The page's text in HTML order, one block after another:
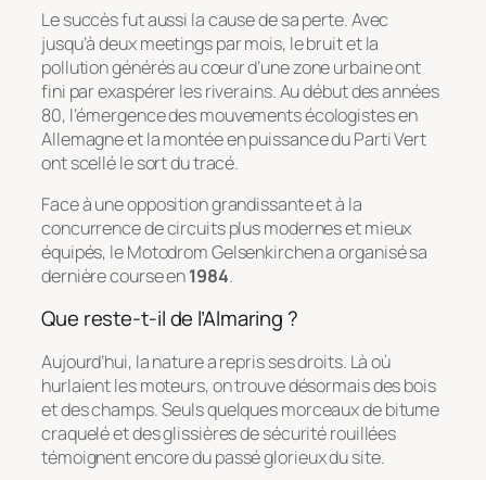
Le succès fut aussi la cause de sa perte. Avec
jusqu’à deux meetings par mois, le bruit et la
pollution générés au cœur d’une zone urbaine ont
fini par exaspérer les riverains. Au début des années
80, l’émergence des mouvements écologistes en
Allemagne et la montée en puissance du Parti Vert
ont scellé le sort du tracé.
Face à une opposition grandissante et à la
concurrence de circuits plus modernes et mieux
équipés, le Motodrom Gelsenkirchen a organisé sa
dernière course en1984.
Que reste-t-il de l’Almaring ?
Aujourd’hui, la nature a repris ses droits. Là où
hurlaient les moteurs, on trouve désormais des bois
et des champs. Seuls quelques morceaux de bitume
craquelé et des glissières de sécurité rouillées
témoignent encore du passé glorieux du site.